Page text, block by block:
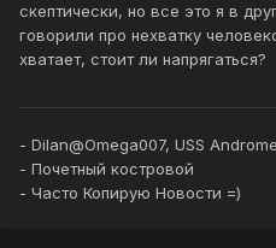
скептически, но все это я в
говорили про нехватку
хватает, стоит ли напрягаться?
- Dilan@Omega007, USS
- Почетный костровой
- Часто Копирую Новости =)